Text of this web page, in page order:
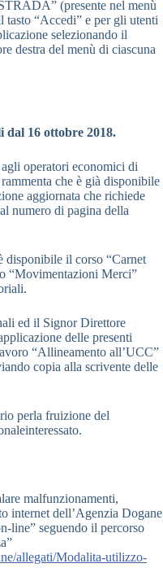
(presente nel menù
tasto “Accedi” e per gli utenti
selezionando il
destra del menù di ciascuna
dal 16 ottobre 2018.
operatori economici di
che è già disponibile
aggiornata che richiede
numero di pagina della
disponibile il corso “Carnet
“Movimentazioni Merci”
ed il Signor Direttore
delle presenti
“Allineamento all’UCC”
copia alla scrivente delle
perla fruizione del
malfunzionamenti,
internet dell’Agenzia Dogane
line” seguendo il percorso
allegati/Modalita-utilizzo-